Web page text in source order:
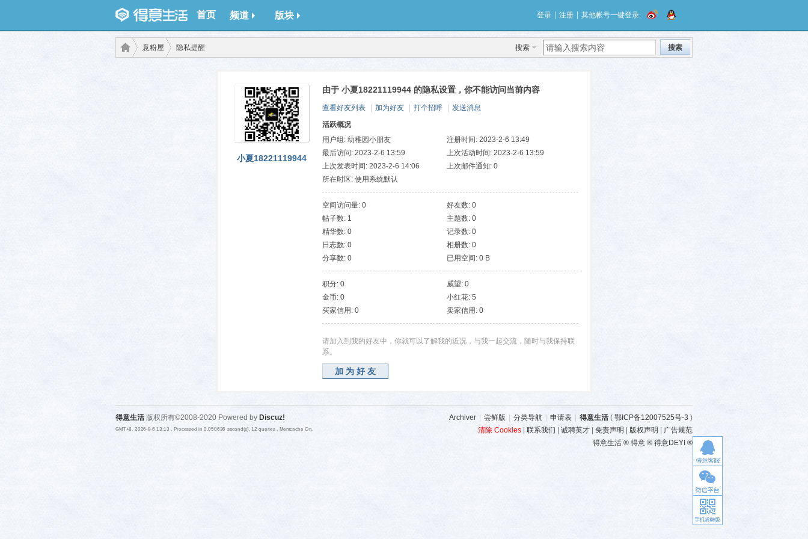
首页 频道 版块 登录 注册 其他帐号一键登录:
搜索 搜索
意粉屋 隐私提醒
小夏18221119944
由于 小夏18221119944 的隐私设置，你不能访问当前内容
查看好友列表 加为好友 打个招呼
发送消息
活跃概况
用户组: 幼稚园小朋友
注册时间: 2023-2-6 13:49
最后访问: 2023-2-6 13:59
上次活动时间: 2023-2-6 13:59
上次发表时间: 2023-2-6 14:06
上次邮件通知: 0
所在时区: 使用系统默认
空间访问量: 0
好友数: 0
帖子数: 1
主题数: 0
精华数: 0
记录数: 0
日志数: 0
相册数: 0
分享数: 0
已用空间: 0 B
积分: 0
威望: 0
金币: 0
小红花: 5
买家信用: 0
卖家信用: 0
请加入到我的好友中，你就可以了解我的近况，与我一起交流，随时与我保持联
系。
加为好友
Archiver 尝鲜版 分类导航 申请表 得意生活 ( 鄂ICP备12007525号-3 )
清除 Cookies
联系我们 诚聘英才 免责声明 版权声明
广告规范
得意生活 ® 得意 ® 得意DEYI ®
得意生活 版权所有©2008-2020 Powered by Discuz!
GMT+8, 2026-8-6 13:13 , Processed in 0.050636 second(s), 12 queries , Memcache On.